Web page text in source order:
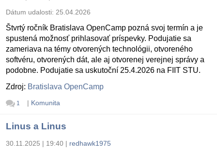
Dátum udalosti: 25.04.2026
Štvrtý ročník Bratislava OpenCamp pozná svoj termín a je
spustená možnosť prihlasovať príspevky. Podujatie sa
zameriava na témy otvorených technológii, otvoreného
softvéru, otvorených dát, ale aj otvorenej verejnej správy a
podobne. Podujatie sa uskutoční 25.4.2026 na FIIT STU.
Zdroj: Bratislava OpenCamp
1 | Komunita
Linus a Linus
30.11.2025 | 19:40 | redhawk1975